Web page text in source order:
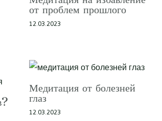
от проблем прошлого
12.03.2023
Медитация от болезней
глаз
12.03.2023